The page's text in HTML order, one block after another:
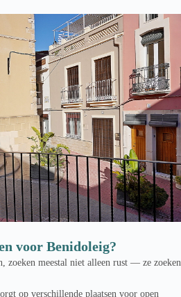
voor Benidoleig?
zoeken meestal niet alleen rust — ze zoeken
op verschillende plaatsen voor open